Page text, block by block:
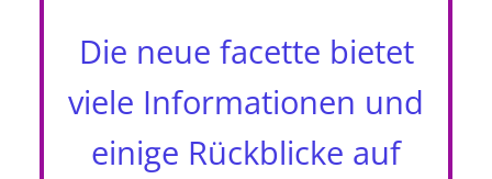
Die neue facette bietet
viele Informationen und
einige Rückblicke auf